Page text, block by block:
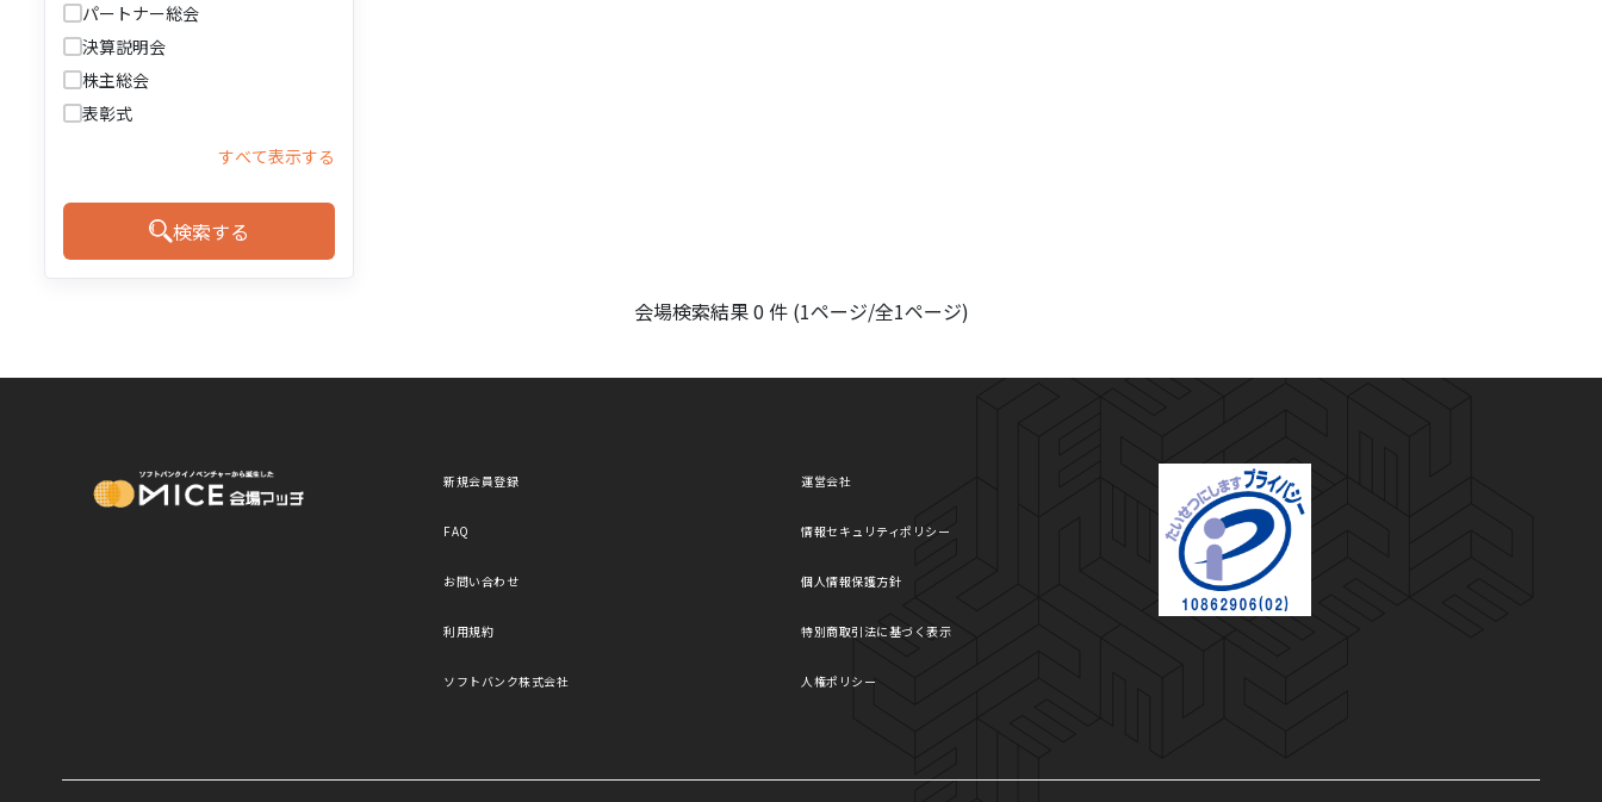
パートナー総会
決算説明会
株主総会
表彰式
すべて表示する
検索する
会場検索結果 0 件 (1ページ/全1ページ)
新規会員登録
FAQ
お問い合わせ
利用規約
ソフトバンク株式会社
運営会社
情報セキュリティポリシー
個人情報保護方針
特別商取引法に基づく表示
人権ポリシー